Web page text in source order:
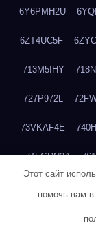
6Y6PMH2U
6ZT4UC5F
713M5IHY
727P972L
73VKAF4E
74FGRN3A
Этот сайт
помочь вам в